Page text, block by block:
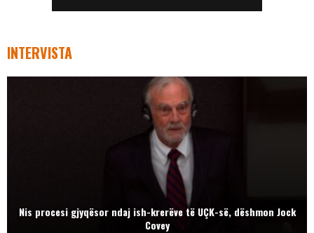
INTERVISTA
Nis procesi gjyqësor ndaj ish-krerëve të UÇK-së, dëshmon Jock
Covey